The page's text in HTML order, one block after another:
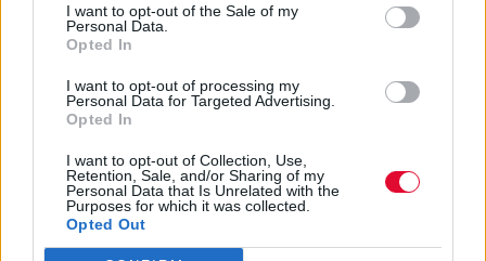
I want to opt-out of the Sale of my
Personal Data.
Opted In
I want to opt-out of processing my
Personal Data for Targeted Advertising.
Opted In
I want to opt-out of Collection, Use,
Retention, Sale, and/or Sharing of my
Personal Data that Is Unrelated with the
Purposes for which it was collected.
Opted Out